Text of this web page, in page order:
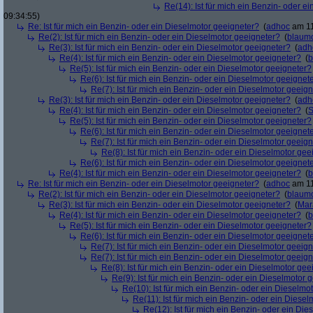
Re(14): Ist für mich ein Benzin- oder
09:34:55)
Re: Ist für mich ein Benzin- oder ein Dieselmotor geeigneter? (adhoc am
Re(2): Ist für mich ein Benzin- oder ein Dieselmotor geeigneter? (
Re(3): Ist für mich ein Benzin- oder ein Dieselmotor geeigneter? (
Re(4): Ist für mich ein Benzin- oder ein Dieselmotor geeigneter? (
Re(5): Ist für mich ein Benzin- oder ein Dieselmotor geeigneter?
Re(6): Ist für mich ein Benzin- oder ein Dieselmotor
Re(7): Ist für mich ein Benzin- oder ein Dieselmotor
Re(3): Ist für mich ein Benzin- oder ein Dieselmotor geeigneter? (
Re(4): Ist für mich ein Benzin- oder ein Dieselmotor geeigneter? (
Re(5): Ist für mich ein Benzin- oder ein Dieselmotor geeigneter?
Re(6): Ist für mich ein Benzin- oder ein Dieselmotor
Re(7): Ist für mich ein Benzin- oder ein Dieselmotor
Re(8): Ist für mich ein Benzin- oder ein Dieselmotor
Re(6): Ist für mich ein Benzin- oder ein Dieselmotor
Re(4): Ist für mich ein Benzin- oder ein Dieselmotor geeigneter? (
Re: Ist für mich ein Benzin- oder ein Dieselmotor geeigneter? (adhoc am
Re(2): Ist für mich ein Benzin- oder ein Dieselmotor geeigneter? (
Re(3): Ist für mich ein Benzin- oder ein Dieselmotor geeigneter? (
Re(4): Ist für mich ein Benzin- oder ein Dieselmotor geeigneter? (
Re(5): Ist für mich ein Benzin- oder ein Dieselmotor geeigneter?
Re(6): Ist für mich ein Benzin- oder ein Dieselmotor
Re(7): Ist für mich ein Benzin- oder ein Dieselmotor
Re(7): Ist für mich ein Benzin- oder ein Dieselmotor
Re(8): Ist für mich ein Benzin- oder ein Dieselmotor
Re(9): Ist für mich ein Benzin- oder ein Dieselmotor
Re(10): Ist für mich ein Benzin- oder ein
Re(11): Ist für mich ein Benzin- oder ein
Re(12): Ist für mich ein Benzin- oder ein